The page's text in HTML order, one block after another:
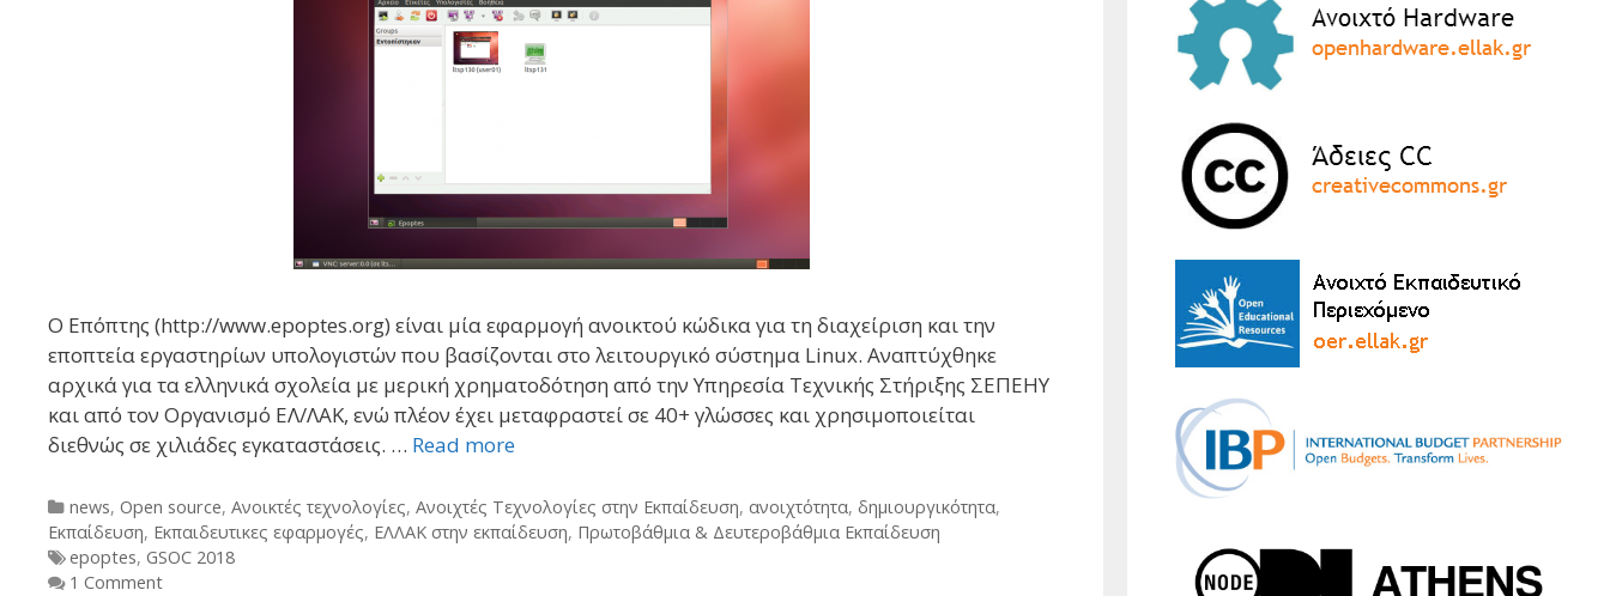
Ο Επόπτης (http://www.epoptes.org) είναι μία εφαρμογή ανοικτού κώδικα για τη διαχείριση και την
εποπτεία εργαστηρίων υπολογιστών που βασίζονται στο λειτουργικό σύστημα Linux. Αναπτύχθηκε
αρχικά για τα ελληνικά σχολεία με μερική χρηματοδότηση από την Υπηρεσία Τεχνικής Στήριξης ΣΕΠΕΗΥ
και από τον Οργανισμό ΕΛ/ΛΑΚ, ενώ πλέον έχει μεταφραστεί σε 40+ γλώσσες και χρησιμοποιείται
διεθνώς σε χιλιάδες εγκαταστάσεις. … Read more
Categories
news, Open source, Ανοικτές τεχνολογίες, Ανοιχτές Τεχνολογίες στην Εκπαίδευση, ανοιχτότητα, δημιουργικότητα,
Εκπαίδευση, Εκπαιδευτικες εφαρμογές, ΕΛΛΑΚ στην εκπαίδευση, Πρωτοβάθμια & Δευτεροβάθμια Εκπαίδευση
Tags
epoptes, GSOC 2018
1 Comment